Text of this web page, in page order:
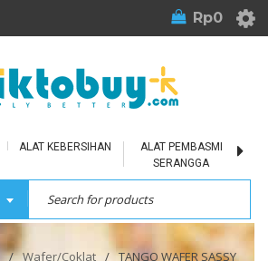
Rp0
ALAT KEBERSIHAN
ALAT PEMBASMI
SERANGGA
/ Wafer/Coklat / TANGO WAFER SASSY